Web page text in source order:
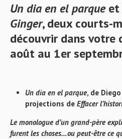
Un dia en el parqueet
Ginger, deux courts-
découvrir dans votre
août au 1er
Un dia en el parque, de
projections de Effacer
Le monologue d’un grand-père
furent les choses…ou peut-être ce